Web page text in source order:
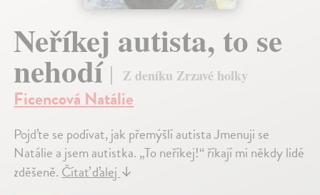
Neříkej autista, to se
nehodí Z deníku Zrzavé holky
Ficencová Natálie
Pojďte se podívat, jak přemýšlí autista Jmenuji se
Natálie a jsem autistka. „To neříkej!“ říkají mi někdy lidé
zděšeně.Čítať ďalej↓